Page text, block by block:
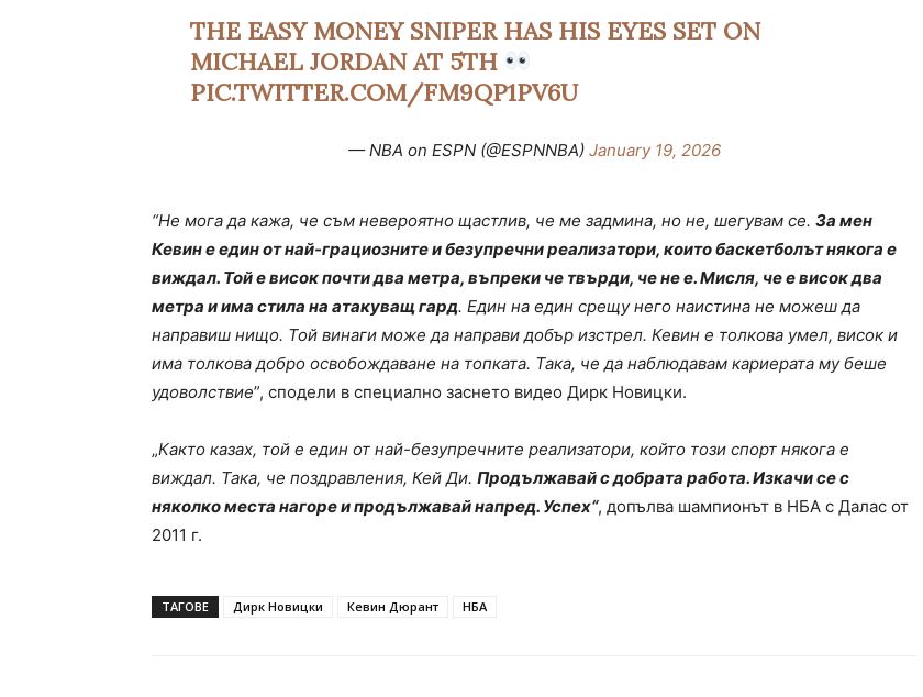
THE EASY MONEY SNIPER HAS HIS EYES SET ON
MICHAEL JORDAN AT 5TH
PIC.TWITTER.COM/FM9QP1PV6U
— NBA on ESPN (@ESPNNBA) January 19, 2026
“Не мога да кажа, че съм невероятно щастлив, че ме задмина, но не, шегувам се. За мен
Кевин е един от най-грациозните и безупречни реализатори, които баскетболът някога е
виждал. Той е висок почти два метра, въпреки че твърди, че не е. Мисля, че е висок два
метра и има стила на атакуващ гард. Един на един срещу него наистина не можеш да
направиш нищо. Той винаги може да направи добър изстрел. Кевин е толкова умел, висок и
има толкова добро освобождаване на топката. Така, че да наблюдавам кариерата му беше
удоволствие”, сподели в специално заснето видео Дирк Новицки.
„Както казах, той е един от най-безупречните реализатори, който този спорт някога е
виждал. Така, че поздравления, Кей Ди. Продължавай с добрата работа. Изкачи се с
няколко места нагоре и продължавай напред. Успех“, допълва шампионът в НБА с Далас от
2011 г.
ТАГОВЕ Дирк Новицки Кевин Дюрант НБА